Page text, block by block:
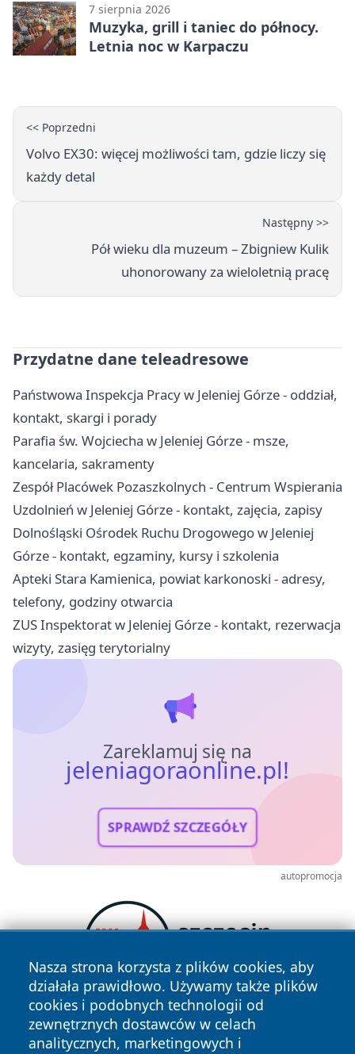
7 sierpnia 2026
Muzyka, grill i taniec do północy.
Letnia noc w Karpaczu
<< Poprzedni
Volvo EX30: więcej możliwości tam, gdzie liczy się
każdy detal
Następny >>
Pół wieku dla muzeum – Zbigniew Kulik
uhonorowany za wieloletnią pracę
Przydatne dane teleadresowe
Państwowa Inspekcja Pracy w Jeleniej Górze - oddział,
kontakt, skargi i porady
Parafia św. Wojciecha w Jeleniej Górze - msze,
kancelaria, sakramenty
Zespół Placówek Pozaszkolnych - Centrum Wspierania
Uzdolnień w Jeleniej Górze - kontakt, zajęcia, zapisy
Dolnośląski Ośrodek Ruchu Drogowego w Jeleniej
Górze - kontakt, egzaminy, kursy i szkolenia
Apteki Stara Kamienica, powiat karkonoski - adresy,
telefony, godziny otwarcia
ZUS Inspektorat w Jeleniej Górze - kontakt, rezerwacja
wizyty, zasięg terytorialny
Zareklamuj się na
jeleniagoraonline.pl!
SPRAWDŹ SZCZEGÓŁY
autopromocja
Nasza strona korzysta z plików cookies, aby
działała prawidłowo. Używamy także plików
cookies i podobnych technologii od
zewnętrznych dostawców w celach
analitycznych, marketingowych i